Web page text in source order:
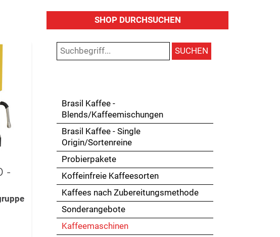
-
SHOP DURCHSUCHEN
SUCHEN
Brasil Kaffee -
Blends/Kaffeemischungen
Brasil Kaffee - Single
Origin/Sortenreine
Probierpakete
Koffeinfreie Kaffeesorten
Kaffees nach Zubereitungsmethode
Sonderangebote
Kaffeemaschinen